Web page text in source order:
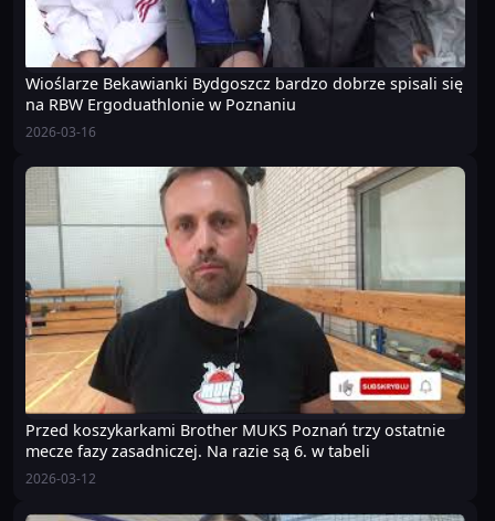
Wioślarze Bekawianki Bydgoszcz bardzo dobrze spisali się
na RBW Ergoduathlonie w Poznaniu
2026-03-16
Przed koszykarkami Brother MUKS Poznań trzy ostatnie
mecze fazy zasadniczej. Na razie są 6. w tabeli
2026-03-12